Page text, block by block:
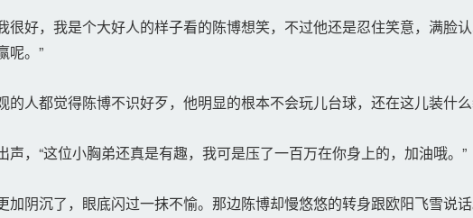
很好，我是个大好人的样子看的陈博想笑，不过他还是忍住笑意，满脸
呢。”
人都觉得陈博不识好歹，他明显的根本不会玩儿台球，还在这儿装什
，“这位小胸弟还真是有趣，我可是压了一百万在你身上的，加油哦。”
阴沉了，眼底闪过一抹不愉。那边陈博却慢悠悠的转身跟欧阳飞雪说话